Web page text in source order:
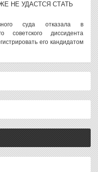
НЕ УДАСТСЯ СТАТЬ
суда отказала в
советского диссидента
его кандидатом